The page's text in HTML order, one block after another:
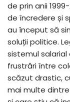
de prin anii
de încredere și
au început să
soluții politice.
sistemul
frustrări între
scăzut drastic,
mai multe